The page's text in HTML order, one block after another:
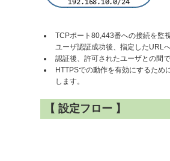
TCPポート80,443番への接続を監
ユーザ認証成功後、指定したURL
認証後、許可されたユーザとの間
HTTPSでの動作を有効にするため
します。
【 設定フロー 】